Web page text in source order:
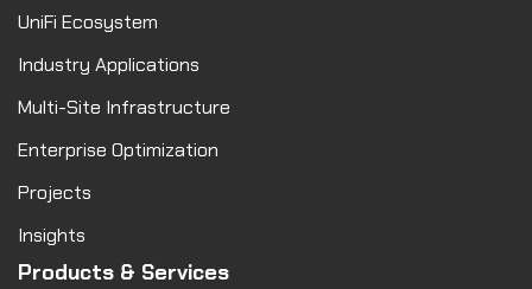
UniFi Ecosystem
Industry Applications
Multi-Site Infrastructure
Enterprise Optimization
Projects
Insights
Products & Services